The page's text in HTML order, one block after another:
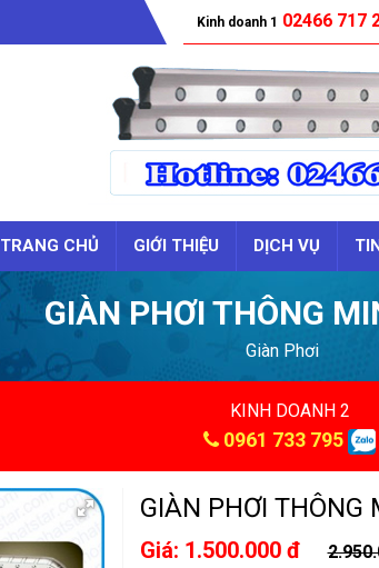
Kinh doanh 1 02466 717
TRANG CHỦ GIỚI THIỆU DỊCH VỤ
GIÀN PHƠI THÔNG
Giàn Phơi
KINH DOANH 2
0961 733 795
GIÀN PHƠI THÔNG
Giá: 1.500.000 đ